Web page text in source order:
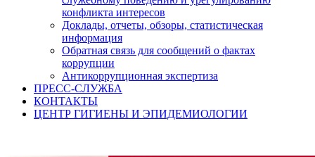
конфликта интересов
Доклады, отчеты, обзоры, статистическая
информация
Обратная связь для сообщений о фактах
коррупции
Антикоррупционная экспертиза
ПРЕСС-СЛУЖБА
КОНТАКТЫ
ЦЕНТР ГИГИЕНЫ И ЭПИДЕМИОЛОГИИ